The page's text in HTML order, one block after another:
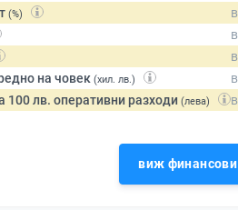
(%)
на човек (хил. лв.)
100 лв. оперативни разходи (лева)
виж финансови